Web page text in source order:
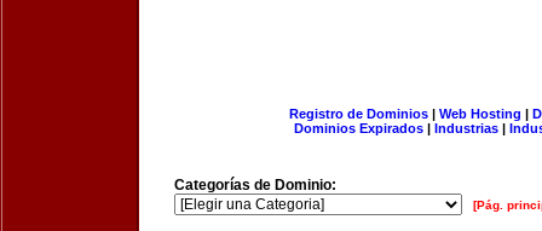
Registro de Dominios| Web Hosting |
Dominios Expirados | Industrias |
Categorías de Dominio:
[Pág.